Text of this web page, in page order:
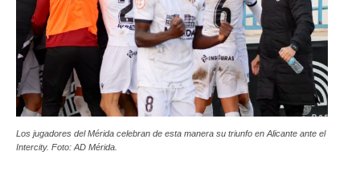
Los jugadores del Mérida celebran de esta manera su triunfo en Alicante ante el
Intercity. Foto: AD Mérida.